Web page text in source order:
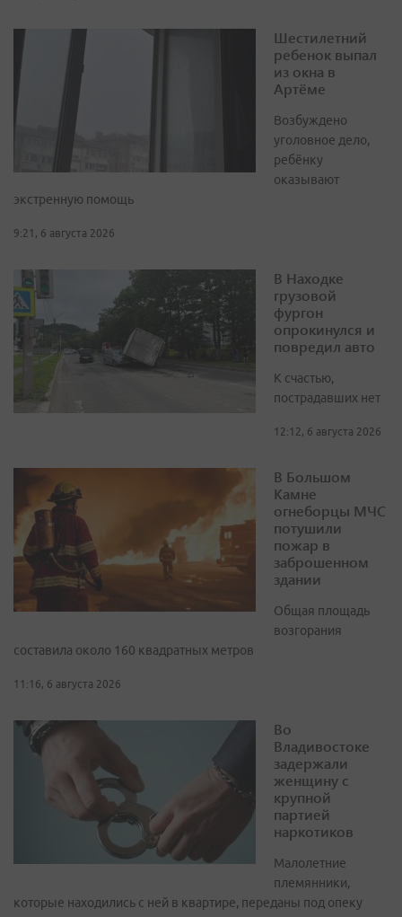
Шестилетний
ребенок выпал
из окна в
Артёме
Возбуждено
уголовное дело,
ребёнку
оказывают
экстренную помощь
9:21, 6 августа 2026
В Находке
грузовой
фургон
опрокинулся и
повредил авто
К счастью,
пострадавших нет
12:12, 6 августа 2026
В Большом
Камне
огнеборцы МЧС
потушили
пожар в
заброшенном
здании
Общая площадь
возгорания
составила около 160 квадратных метров
11:16, 6 августа 2026
Во
Владивостоке
задержали
женщину с
крупной
партией
наркотиков
Малолетние
племянники,
которые находились с ней в квартире, переданы под опеку